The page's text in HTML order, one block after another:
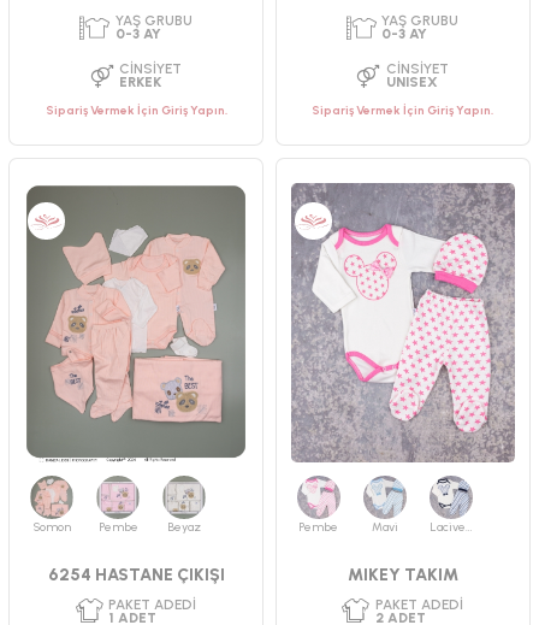
PAKET ADEDI
3 ADET
YAŞ GRUBU
3-6 AY
PAKET ADEDI
2ADET
YAŞ GRUBU
6-9 AY
CINSIYET
ERKEK
Sipariş Vermek İçin Giriş Yapın. Sipariş Vermek İçin Giriş Yapın.
Somon Pembe Beyaz
6254 HASTANE ÇIKIŞI
Pembe Mavi Lacivert
MIKEY TAKIM